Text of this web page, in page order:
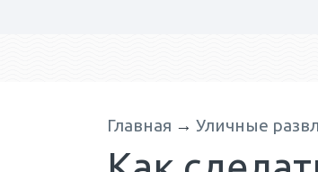
Главная →Уличные